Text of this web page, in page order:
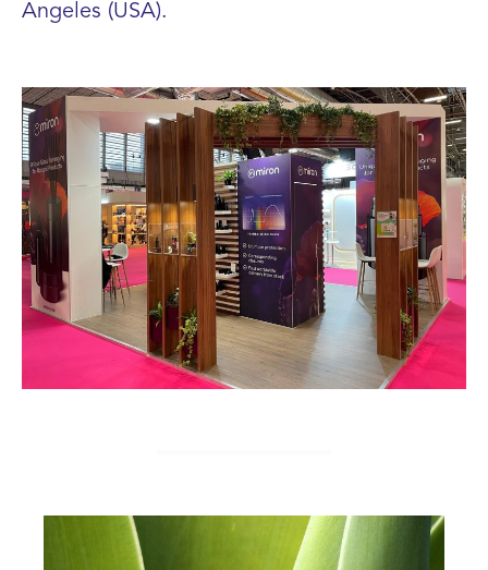
Angeles (USA).